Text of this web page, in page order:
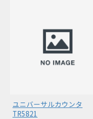
ユニバーサルカウンタ
TR5821